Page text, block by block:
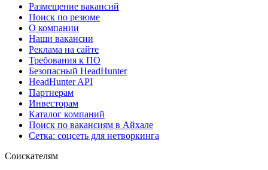
Размещение вакансий
Поиск по резюме
О компании
Наши вакансии
Реклама на сайте
Требования к ПО
Безопасный HeadHunter
HeadHunter API
Партнерам
Инвесторам
Каталог компаний
Поиск по вакансиям в Айхале
Сетка: соцсеть для нетворкинга
Соискателям